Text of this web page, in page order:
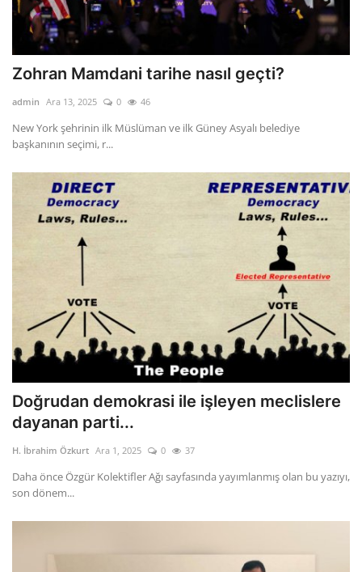
Zohran Mamdani tarihe nasıl geçti?
admin Ara 13, 2025 0 46
New York şehrinin ilk Müslüman ve ilk Güney Asyalı belediye
başkanının seçimi, r...
Doğrudan demokrasi ile işleyen meclislere
dayanan parti...
H. İbrahim Özkurt Ara 1, 2025 0 37
Daha önce Özgür Kolektifler Ağı sayfasında yayımlanmış olan bu yazıyı,
son dönem...